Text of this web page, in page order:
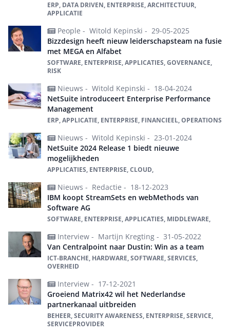
ERP, DATA DRIVEN, ENTERPRISE, ARCHITECTUUR,
APPLICATIE
People - Witold Kepinski - 29-05-2025
Bizzdesign heeft nieuw leiderschapsteam na fusie
met MEGA en Alfabet
SOFTWARE, ENTERPRISE, APPLICATIES, GOVERNANCE,
RISK
Nieuws - Witold Kepinski - 18-04-2024
NetSuite introduceert Enterprise Performance
Management
ERP, APPLICATIE, ENTERPRISE, FINANCIEEL, OPERATIONS
Nieuws - Witold Kepinski - 23-01-2024
NetSuite 2024 Release 1 biedt nieuwe
mogelijkheden
APPLICATIES, ENTERPRISE, CLOUD,
Nieuws - Redactie - 18-12-2023
IBM koopt StreamSets en webMethods van
Software AG
SOFTWARE, ENTERPRISE, APPLICATIES, MIDDLEWARE,
Interview - Martijn Kregting - 31-05-2022
Van Centralpoint naar Dustin: Win as a team
ICT-BRANCHE, HARDWARE, SOFTWARE, SERVICES,
OVERHEID
Interview - 17-12-2021
Groeiend Matrix42 wil het Nederlandse
partnerkanaal uitbreiden
BEHEER, SECURITY AWARENESS, ENTERPRISE, SERVICE,
SERVICEPROVIDER